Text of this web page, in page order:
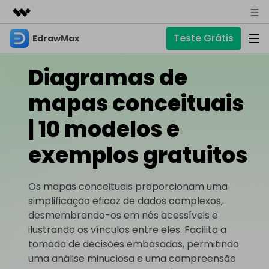
Produtos em destaque
Utilitários
Negócios
Soluções
Sobre nós
Sala de imprensa
Suporte
EdrawMax Teste Grátis
Produtos
EdrawMax
☁️ EdrawMax Online
Precisa da versão online? Clique aqui
EdrawMind
Mapas mentais e brainstorming
Soluções
Para diagramas
Fluxograma Hot
Diagrama P&ID
Diagrama UML
Para mapas mentais
Mapa mental
IA de EdrawMax
✨ Ferramentas Online
Diagrama de IA Hot
Outras Ferramentas
Chat com IA Novo
Blog
Artigos
Artigos sobre diagramas
Tendências
Suporte
Guia
Descubra como aproveitar nossas ferramentas.
EdrawMax EdrawMind
Diagramas de
mapas conceituais
| 10 modelos e
exemplos gratuitos
Os mapas conceituais proporcionam uma
simplificação eficaz de dados complexos,
desmembrando-os em nós acessíveis e
ilustrando os vínculos entre eles. Facilita a
tomada de decisões embasadas, permitindo
uma análise minuciosa e uma compreensão